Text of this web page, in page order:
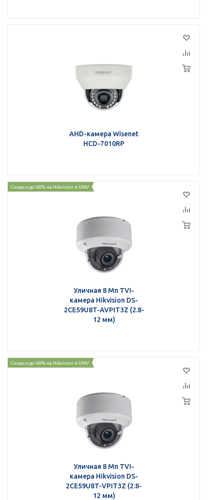
AHD-камера Wisenet
HCD-7010RP
Скидки до 60% на Hikvision и UNV
Уличная 8 Мп TVI-
камера Hikvision DS-
2CE59U8T-AVPIT3Z (2.8-
12 мм)
Скидки до 60% на Hikvision и UNV
Уличная 8 Мп TVI-
камера Hikvision DS-
2CE59U8T-VPIT3Z (2.8-
12 мм)